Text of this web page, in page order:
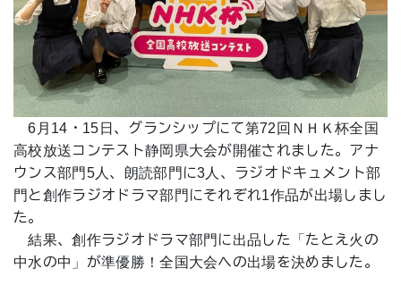
6月14・15日、グランシップにて第72回ＮＨＫ杯全国
高校放送コンテスト静岡県大会が開催されました。アナ
ウンス部門5人、朗読部門に3人、ラジオドキュメント部
門と創作ラジオドラマ部門にそれぞれ1作品が出場しまし
た。
結果、創作ラジオドラマ部門に出品した「たとえ火の
中水の中」が準優勝！全国大会への出場を決めました。